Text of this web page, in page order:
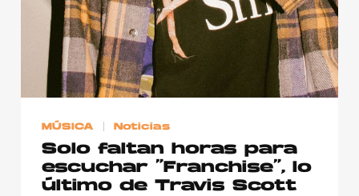
MÚSICA Noticias
Solo faltan horas para
escuchar “Franchise”, lo
último de Travis Scott